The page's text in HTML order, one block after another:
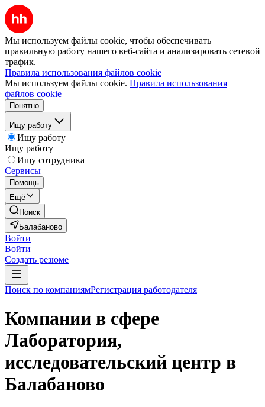
Мы используем файлы cookie, чтобы обеспечивать
правильную работу нашего веб-сайта и анализировать сетевой
трафик.
Правила использования файлов cookie
Мы используем файлы cookie. Правила использования
файлов cookie
Понятно
Ищу работу
Ищу работу
Ищу работу
Ищу сотрудника
Сервисы
Помощь
Ещё
Поиск
Балабаново
Войти
Войти
Создать резюме
Поиск по компаниямРегистрация работодателя
Компании в сфере
Лаборатория,
исследовательский центр в
Балабаново